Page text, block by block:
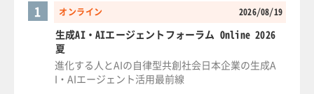
オンライン 2026/08/19
1
生成AI・AIエージェントフォーラム Online 2026
夏
進化する人とAIの自律型共創社会日本企業の生成A
I・AIエージェント活用最前線